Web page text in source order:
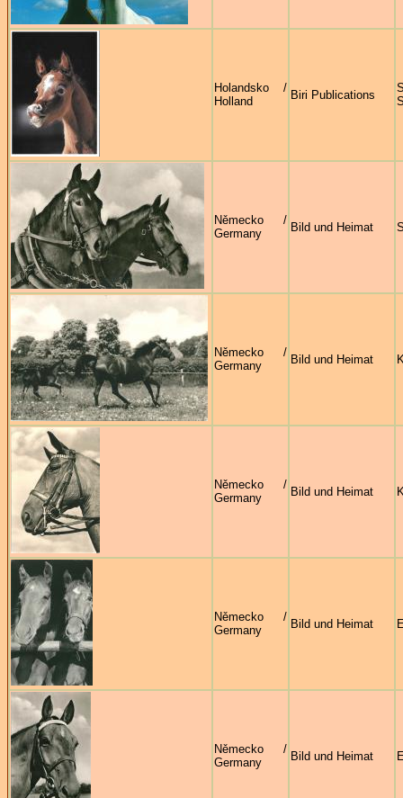
Holandsko /
Holland
Biri Publications
Německo /
Germany
Bild und Heimat
Německo /
Germany
Bild und Heimat
Německo /
Germany
Bild und Heimat
Německo /
Germany
Bild und Heimat
Německo /
Germany
Bild und Heimat